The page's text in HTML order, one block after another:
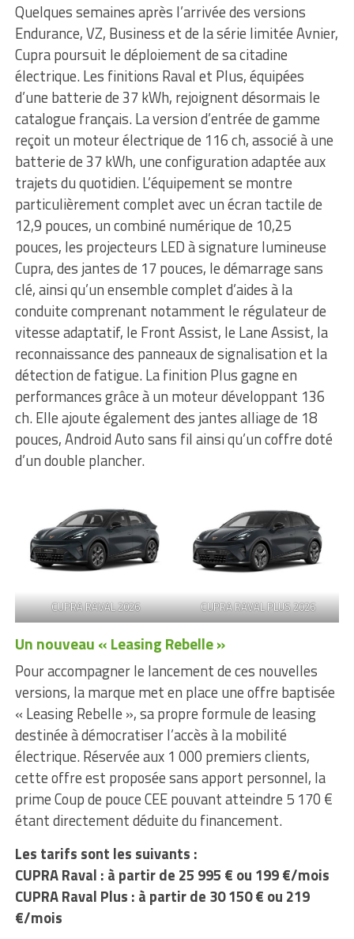
Quelques semaines après l’arrivée des versions
Endurance, VZ, Business et de la série limitée Avnier,
Cupra poursuit le déploiement de sa citadine
électrique. Les finitions Raval et Plus, équipées
d’une batterie de 37 kWh, rejoignent désormais le
catalogue français. La version d’entrée de gamme
reçoit un moteur électrique de 116 ch, associé à une
batterie de 37 kWh, une configuration adaptée aux
trajets du quotidien. L’équipement se montre
particulièrement complet avec un écran tactile de
12,9 pouces, un combiné numérique de 10,25
pouces, les projecteurs LED à signature lumineuse
Cupra, des jantes de 17 pouces, le démarrage sans
clé, ainsi qu’un ensemble complet d’aides à la
conduite comprenant notamment le régulateur de
vitesse adaptatif, le Front Assist, le Lane Assist, la
reconnaissance des panneaux de signalisation et la
détection de fatigue. La finition Plus gagne en
performances grâce à un moteur développant 136
ch. Elle ajoute également des jantes alliage de 18
pouces, Android Auto sans fil ainsi qu’un coffre doté
d’un double plancher.
CUPRA RAVAL 2026 CUPRA RAVAL PLUS 2026
Un nouveau « Leasing Rebelle »
Pour accompagner le lancement de ces nouvelles
versions, la marque met en place une offre baptisée
« Leasing Rebelle », sa propre formule de leasing
destinée à démocratiser l’accès à la mobilité
électrique. Réservée aux 1 000 premiers clients,
cette offre est proposée sans apport personnel, la
prime Coup de pouce CEE pouvant atteindre 5 170 €
étant directement déduite du financement.
Les tarifs sont les suivants :
CUPRA Raval : à partir de 25 995 € ou 199 €/mois
CUPRA Raval Plus : à partir de 30 150 € ou 219
€/mois